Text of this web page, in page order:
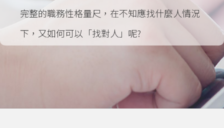
完整的職務性格量尺，在不知應找什麼人情況
下，又如何可以「找對人」呢?